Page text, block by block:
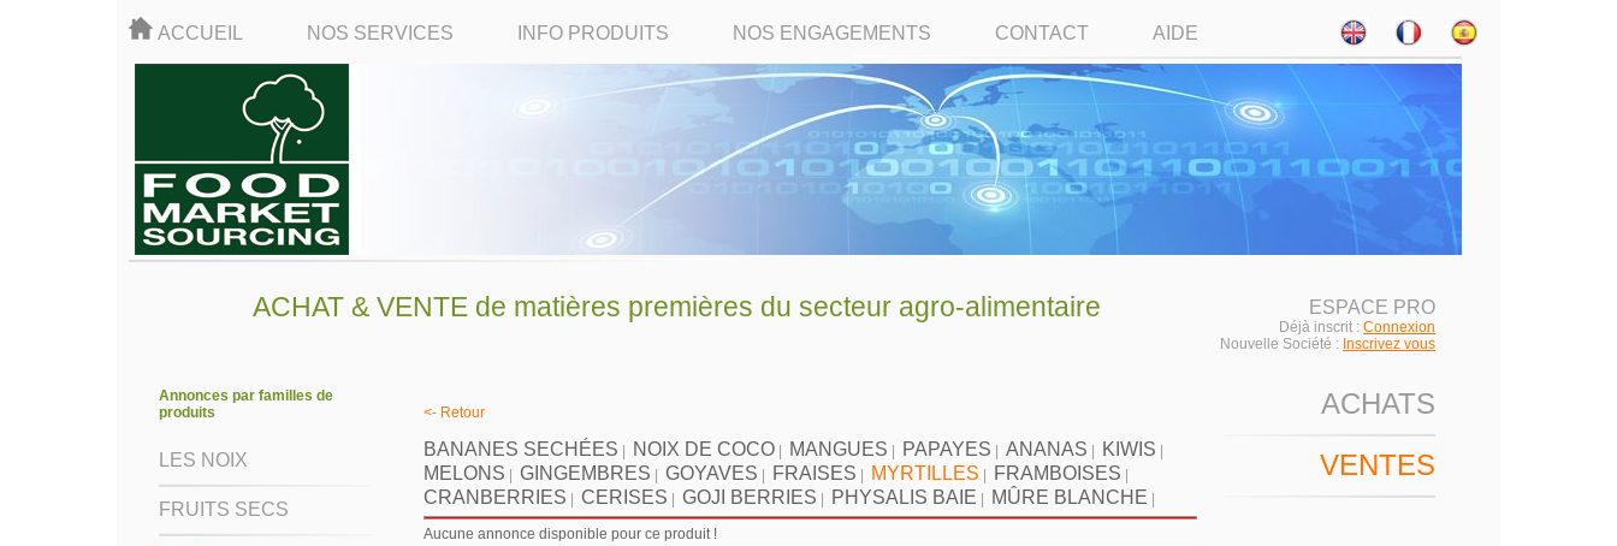
ACCUEIL NOS SERVICES INFO PRODUITS NOS ENGAGEMENTS CONTACT AIDE
ACHAT & VENTE de matières premières du secteur agro-alimentaire ESPACE PRO
Déjà inscrit : Connexion
Nouvelle Société : Inscrivez vous
Annonces par familles de
produits
LES NOIX
FRUITS SECS
<- Retour
BANANES SECHÉES NOIX DE COCO MANGUES PAPAYES ANANAS KIWIS
MELONS GINGEMBRES GOYAVES FRAISES MYRTILLES FRAMBOISES
CRANBERRIES CERISES GOJI BERRIES PHYSALIS BAIE MÛRE BLANCHE
Aucune annonce disponible pour ce produit !
ACHATS
VENTES